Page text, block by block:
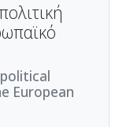
European